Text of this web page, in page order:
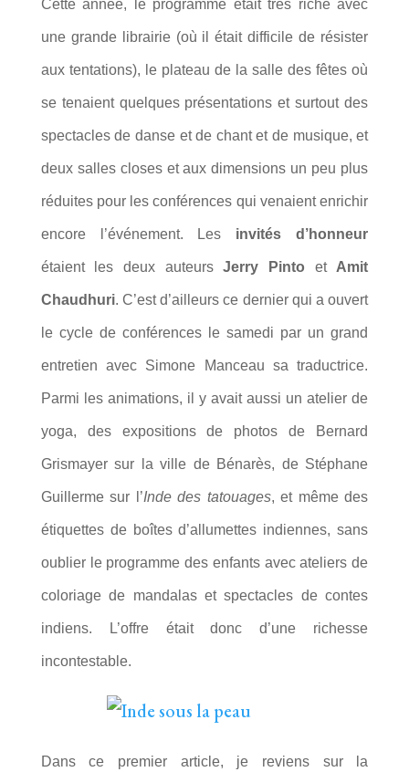
Cette année, le programme était très riche avec
une grande librairie (où il était difficile de résister
aux tentations), le plateau de la salle des fêtes où
se tenaient quelques présentations et surtout des
spectacles de danse et de chant et de musique, et
deux salles closes et aux dimensions un peu plus
réduites pour les conférences qui venaient enrichir
encore l’événement. Les invités d’honneur
étaient les deux auteursJerry Pinto et Amit
Chaudhuri. C’est d’ailleurs ce dernier qui a ouvert
le cycle de conférences le samedi par un grand
entretien avec Simone Manceau sa traductrice.
Parmi les animations, il y avait aussi un atelier de
yoga, des expositions de photos de Bernard
Grismayer sur la ville de Bénarès, de Stéphane
Guillerme sur l’Inde des tatouages, et même des
étiquettes de boîtes d’allumettes indiennes, sans
oublier le programme des enfants avec ateliers de
coloriage de mandalas et spectacles de contes
indiens. L’offre était donc d’une richesse
incontestable.
Dans ce premier article, je reviens sur la